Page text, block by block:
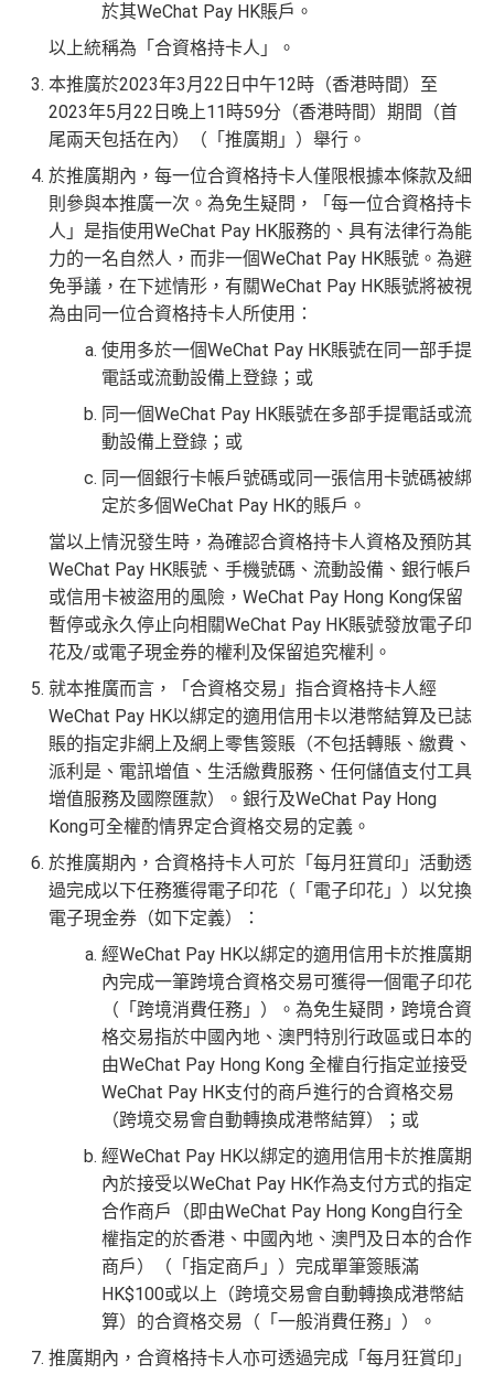
於其WeChat Pay HK賬戶。
以上統稱為「合資格持卡人」。
本推廣於2023年3月22日中午12時（香港時間）至
2023年5月22日晚上11時59分（香港時間）期間（首
尾兩天包括在內）（「推廣期」）舉行。
於推廣期內，每一位合資格持卡人僅限根據本條款及細
則參與本推廣一次。為免生疑問，「每一位合資格持卡
人」是指使用WeChat Pay HK服務的、具有法律行為能
力的一名自然人，而非一個WeChat Pay HK賬號。為避
免爭議，在下述情形，有關WeChat Pay HK賬號將被視
為由同一位合資格持卡人所使用：
使用多於一個WeChat Pay HK賬號在同一部手提
電話或流動設備上登錄；或
同一個WeChat Pay HK賬號在多部手提電話或流
動設備上登錄；或
同一個銀行卡帳戶號碼或同一張信用卡號碼被綁
定於多個WeChat Pay HK的賬戶。
當以上情況發生時，為確認合資格持卡人資格及預防其
WeChat Pay HK賬號、手機號碼、流動設備、銀行帳戶
或信用卡被盜用的風險，WeChat Pay Hong Kong保留
暫停或永久停止向相關WeChat Pay HK賬號發放電子印
花及/或電子現金券的權利及保留追究權利。
就本推廣而言，「合資格交易」指合資格持卡人經
WeChat Pay HK以綁定的適用信用卡以港幣結算及已誌
賬的指定非網上及網上零售簽賬（不包括轉賬、繳費、
派利是、電訊增值、生活繳費服務、任何儲值支付工具
增值服務及國際匯款）。銀行及WeChat Pay Hong
Kong可全權酌情界定合資格交易的定義。
於推廣期內，合資格持卡人可於「每月狂賞印」活動透
過完成以下任務獲得電子印花（「電子印花」）以兌換
電子現金券（如下定義）：
經WeChat Pay HK以綁定的適用信用卡於推廣期
內完成一筆跨境合資格交易可獲得一個電子印花
（「跨境消費任務」）。為免生疑問，跨境合資
格交易指於中國內地、澳門特別行政區或日本的
由WeChat Pay Hong Kong 全權自行指定並接受
WeChat Pay HK支付的商戶進行的合資格交易
（跨境交易會自動轉換成港幣結算）；或
經WeChat Pay HK以綁定的適用信用卡於推廣期
內於接受以WeChat Pay HK作為支付方式的指定
合作商戶（即由WeChat Pay Hong Kong自行全
權指定的於香港、中國內地、澳門及日本的合作
商戶）（「指定商戶」）完成單筆簽賬滿
HK$100或以上（跨境交易會自動轉換成港幣結
算）的合資格交易（「一般消費任務」）。
推廣期內，合資格持卡人亦可透過完成「每月狂賞印」